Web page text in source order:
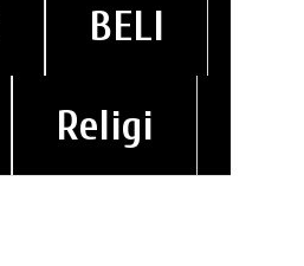
BELI
Religi